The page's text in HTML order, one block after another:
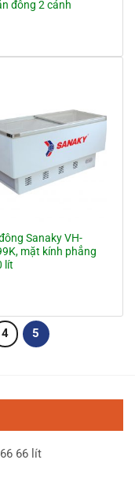
đông 2 cánh
Sanaky VH-
mặt kính phẳng
lít
4 5
66 lít